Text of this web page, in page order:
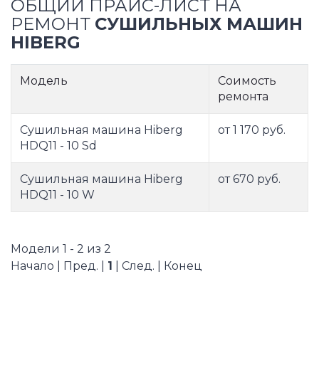
ОБЩИЙ ПРАЙС-ЛИСТ НА
РЕМОНТ СУШИЛЬНЫХ МАШИН
HIBERG
Модель
Соимость
ремонта
Сушильная машина Hiberg
HDQ11 - 10 Sd
от 1 170 руб.
Сушильная машина Hiberg
HDQ11 - 10 W
от 670 руб.
Модели 1 - 2 из 2
Начало | Пред. | 1 | След. | Конец